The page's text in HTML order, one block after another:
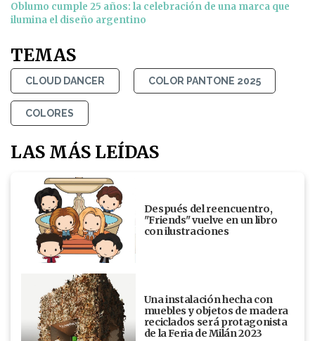
Oblumo cumple 25 años: la celebración de una marca que
ilumina el diseño argentino
TEMAS
CLOUD DANCER COLOR PANTONE 2025
COLORES
LAS MÁS LEÍDAS
Después del reencuentro,
"Friends" vuelve en un libro
con ilustraciones
Una instalación hecha con
muebles y objetos de madera
reciclados será protagonista
de la Feria de Milán 2023